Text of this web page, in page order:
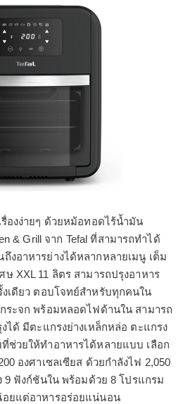
องง่ายๆ ด้วยหม้อทอดไร้น้ำมัน
& Grill จาก Tefal ที่สามารถทำได้
งอาหารย่างได้หลากหลายเมนู เต็ม
XXL 11 ลิตร สามารถปรุงอาหาร
เดียว ตอบโจทย์สำหรับทุกคนใน
ระจก พร้อมหลอดไฟด้านใน สามารถ
ได้ มีตะแกรงย่างเหล็กหล่อ ตะแกรง
ช่วยให้ทำอาหารได้หลายแบบ เลือก
องศาเซลเซียส ด้วยกำลังไฟ 2,050
9 ฟังก์ชันใน พร้อมด้วย 8 โปรแกรม
ยแต่อาหารอร่อยแน่นอน